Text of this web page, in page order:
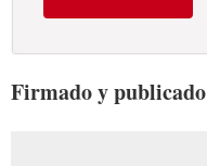
Firmado y publicado